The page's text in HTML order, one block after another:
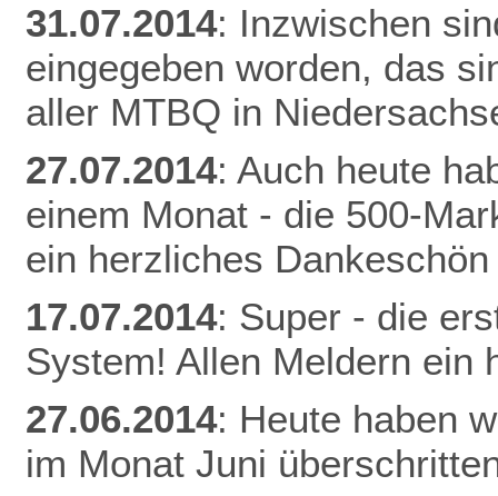
31.07.2014: Inzwischen
eingegeben worden, das
aller MTBQ in
27.07.2014: Auch heute
einem Monat - die 500-
ein herzliches
17.07.2014: Super - die
System! Allen Meldern ein
27.06.2014: Heute haben
im Monat Juni